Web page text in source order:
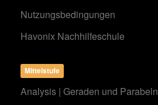
Nutzungsbedingungen
Havonix Nachhilfeschule
Mittelstufe
Analysis | Geraden und Parabeln